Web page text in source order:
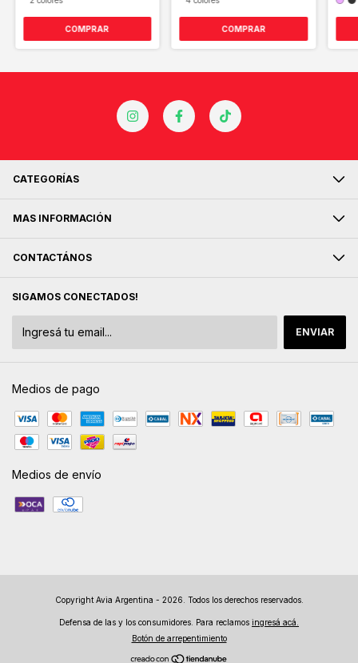
COMPRAR COMPRAR
CATEGORÍAS
MAS INFORMACIÓN
CONTACTÁNOS
SIGAMOS CONECTADOS!
Medios de pago
Medios de envío
Copyright Avia Argentina - 2026. Todos los derechos reservados.
Defensa de las y los consumidores. Para reclamos ingresá acá.
Botón de arrepentimiento